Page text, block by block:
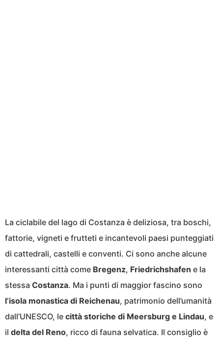
La ciclabile del lago di Costanza è deliziosa, tra boschi,
fattorie, vigneti e frutteti e incantevoli paesi punteggiati
di cattedrali, castelli e conventi. Ci sono anche alcune
interessanti città come Bregenz, Friedrichshafen e la
stessa Costanza. Ma i punti di maggior fascino sono
l’isola monastica di Reichenau, patrimonio dell’umanità
dall’UNESCO, le città storiche di Meersburg e Lindau, e
il delta del Reno, ricco di fauna selvatica. Il consiglio è